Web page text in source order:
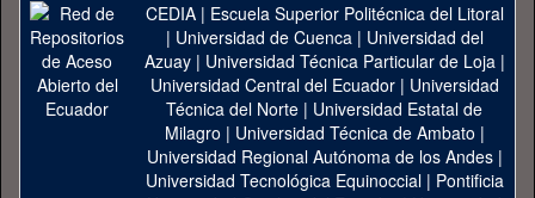
CEDIA| Escuela Superior Politécnica del Litoral
| Universidad de Cuenca| Universidad del
Azuay| Universidad Técnica Particular de Loja|
Universidad Central del Ecuador| Universidad
Técnica del Norte | Universidad Estatal de
Milagro | Universidad Técnica de Ambato |
Universidad Regional Autónoma de los Andes|
Universidad Tecnológica Equinoccial| Pontificia